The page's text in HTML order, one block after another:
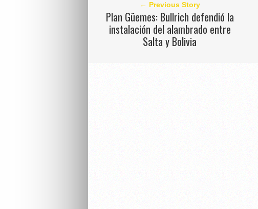
← Previous Story
Plan Güemes: Bullrich defendió la
instalación del alambrado entre
Salta y Bolivia